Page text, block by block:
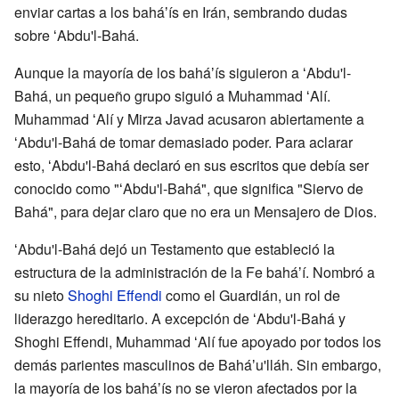
enviar cartas a los baháʼís en Irán, sembrando dudas
sobre ʻAbdu'l-Bahá.
Aunque la mayoría de los baháʼís siguieron a ʻAbdu'l-
Bahá, un pequeño grupo siguió a Muhammad ʻAlí.
Muhammad ʻAlí y Mirza Javad acusaron abiertamente a
ʻAbdu'l-Bahá de tomar demasiado poder. Para aclarar
esto, ʻAbdu'l-Bahá declaró en sus escritos que debía ser
conocido como "ʻAbdu'l-Bahá", que significa "Siervo de
Bahá", para dejar claro que no era un Mensajero de Dios.
ʻAbdu'l-Bahá dejó un Testamento que estableció la
estructura de la administración de la Fe baháʼí. Nombró a
su nietoShoghi Effendi como el Guardián, un rol de
liderazgo hereditario. A excepción de ʻAbdu'l-Bahá y
Shoghi Effendi, Muhammad ʻAlí fue apoyado por todos los
demás parientes masculinos de Baháʼu'lláh. Sin embargo,
la mayoría de los baháʼís no se vieron afectados por la